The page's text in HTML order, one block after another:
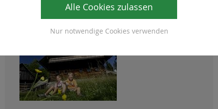
Kontakt
Alle Cookies zulassen
Nur notwendige Cookies verwenden